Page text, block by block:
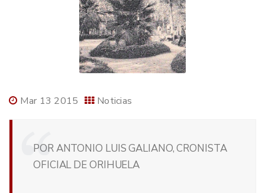
Mar 13 2015 Noticias
POR ANTONIO LUIS GALIANO, CRONISTA
OFICIAL DE ORIHUELA